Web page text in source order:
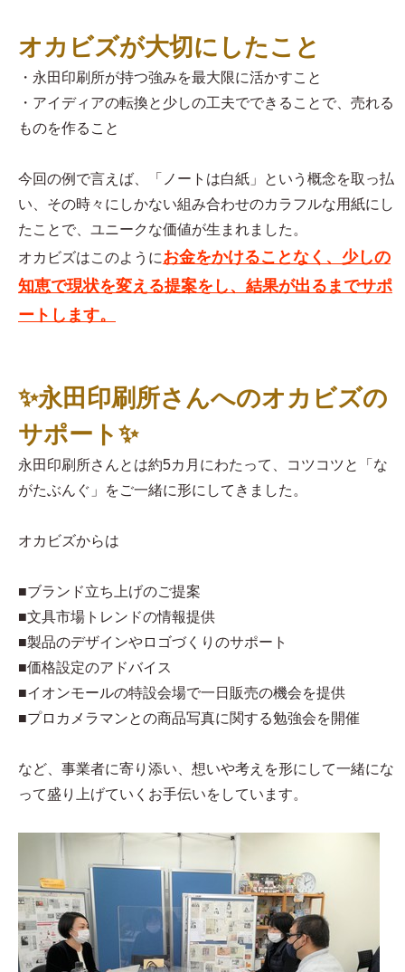
オカビズが大切にしたこと
・永田印刷所が持つ強みを最大限に活かすこと
・アイディアの転換と少しの工夫でできることで、売れる
ものを作ること
今回の例で言えば、「ノートは白紙」という概念を取っ払
い、その時々にしかない組み合わせのカラフルな用紙にし
たことで、ユニークな価値が生まれました。
オカビズはこのようにお金をかけることなく、少しの
知恵で現状を変える提案をし、結果が出るまでサポ
ートします。
✨永田印刷所さんへのオカビズの
サポート✨
永田印刷所さんとは約5カ月にわたって、コツコツと「な
がたぶんぐ」をご一緒に形にしてきました。
オカビズからは
■ブランド立ち上げのご提案
■文具市場トレンドの情報提供
■製品のデザインやロゴづくりのサポート
■価格設定のアドバイス
■イオンモールの特設会場で一日販売の機会を提供
■プロカメラマンとの商品写真に関する勉強会を開催
など、事業者に寄り添い、想いや考えを形にして一緒にな
って盛り上げていくお手伝いをしています。